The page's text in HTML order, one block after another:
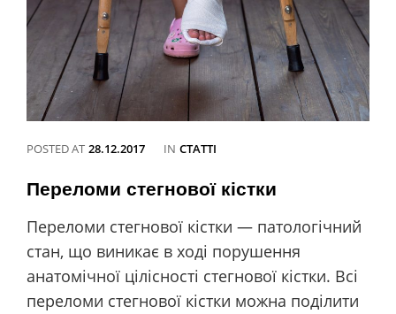
POSTED AT 28.12.2017 IN CATEGORIES
СТАТТІ
Переломи стегнової кістки
Переломи стегнової кістки — патологічний
стан, що виникає в ході порушення
анатомічної цілісності стегнової кістки. Всі
переломи стегнової кістки можна поділити